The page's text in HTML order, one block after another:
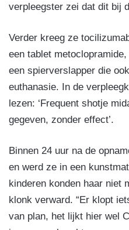
verpleegster zei dat dit bij
Verder kreeg ze
een tablet
een spierverslapper die
euthanasie. In de
lezen: ‘Frequent shotje
gegeven, zonder effect’.
Binnen 24 uur na de
en werd ze in een
kinderen konden haar niet
klonk verward. “Er klopt
van plan, het lijkt hier wel